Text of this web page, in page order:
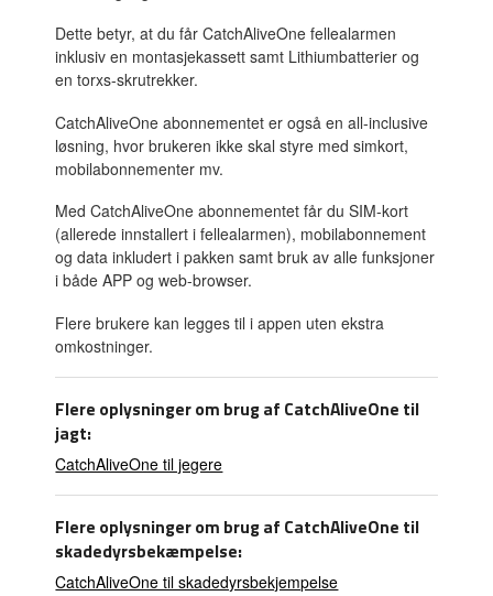
Dette betyr, at du får CatchAliveOne fellealarmen
inklusiv en montasjekassett samt Lithiumbatterier og
en torxs-skrutrekker.
CatchAliveOne abonnementet er også en all-inclusive
løsning, hvor brukeren ikke skal styre med simkort,
mobilabonnementer mv.
Med CatchAliveOne abonnementet får du SIM-kort
(allerede innstallert i fellealarmen), mobilabonnement
og data inkludert i pakken samt bruk av alle funksjoner
i både APP og web-browser.
Flere brukere kan legges til i appen uten ekstra
omkostninger.
Flere oplysninger om brug af CatchAliveOne til
jagt:
CatchAliveOne til jegere
Flere oplysninger om brug af CatchAliveOne til
skadedyrsbekæmpelse:
CatchAliveOne til skadedyrsbekjempelse